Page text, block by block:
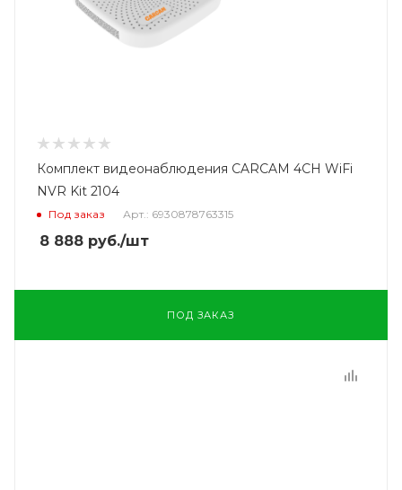
Комплект видеонаблюдения CARCAM 4CH WiFi
NVR Kit 2104
Под заказ Арт.: 6930878763315
8 888 руб./шт
ПОД ЗАКАЗ